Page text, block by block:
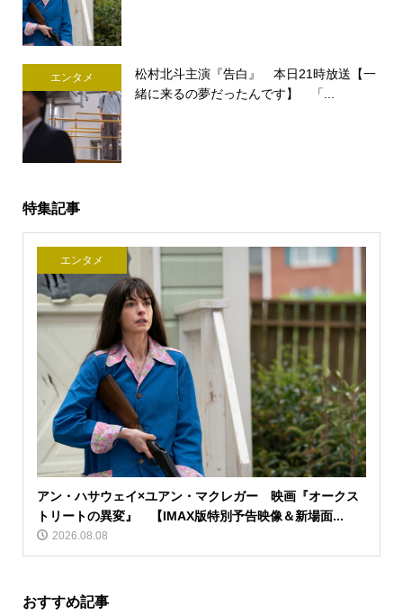
エンタメ
松村北斗主演『告白』 本日21時放送【一
緒に来るの夢だったんです】 「...
特集記事
エンタメ
アン・ハサウェイ×ユアン・マクレガー 映画『オークス
トリートの異変』 【IMAX版特別予告映像＆新場面...
2026.08.08
おすすめ記事